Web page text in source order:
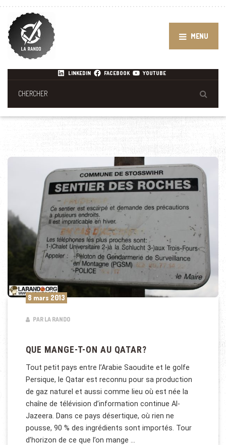
MENU
LINKEDIN FACEBOOK YOUTUBE
8 mars 2013
PAR LA RANDO
QUE MANGE-T-ON AU QATAR?
Tout petit pays entre l’Arabie Saoudite et le golfe
Persique, le Qatar est reconnu pour sa production
de gaz naturel et aussi comme lieu où est née la
chaîne de télévision d’information continue Al-
Jazeera. Dans ce pays désertique, où rien ne
pousse, 90 % des ingrédients sont importés. Tour
d’horizon de ce que l’on mange …